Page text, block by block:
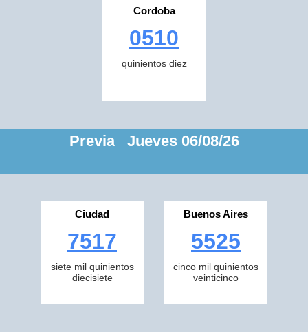
Cordoba
0510
quinientos diez
Previa Jueves 06/08/26
Ciudad
7517
siete mil quinientos
diecisiete
Buenos Aires
5525
cinco mil quinientos
veinticinco